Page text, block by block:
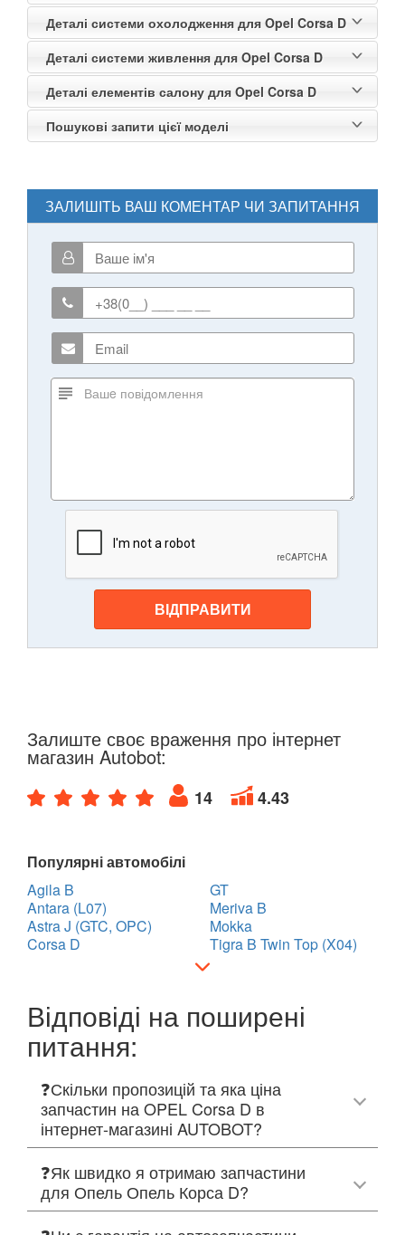
Деталі системи охолодження для Opel Corsa D
Деталі системи живлення для Opel Corsa D
Деталі елементів салону для Opel Corsa D
Пошукові запити цієї моделі
ЗАЛИШІТЬ ВАШ КОМЕНТАР ЧИ ЗАПИТАННЯ
ВІДПРАВИТИ
Залиште своє враження про інтернет
магазин Autobot:
14 4.43
Популярні автомобілі
Agila B
Antara (L07)
Astra J (GTC, OPC)
Corsa D
GT
Meriva B
Mokka
Tigra B Twin Top (X04)
Відповіді на поширені
питання:
❓Скільки пропозицій та яка ціна
запчастин на OPEL Corsa D в
інтернет-магазині AUTOBOT?
❓Як швидко я отримаю запчастини
для Опель Опель Корса D?